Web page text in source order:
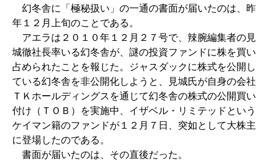
幻冬舎に「極秘扱い」の一通の書面が届いたのは、昨
年１２月上旬のことである。
アエラは２０１０年１２月２７号で、辣腕編集者の見
城徹社長率いる幻冬舎が、謎の投資ファンドに株を買い
占められたことを報じた。ジャスダックに株式を公開し
ている幻冬舎を非公開化しようと、見城氏が自身の会社
ＴＫホールディングスを通じて幻冬舎の株式の公開買い
付け（ＴＯＢ）を実施中、イザベル・リミテッドという
ケイマン籍のファンドが１２月７日、突如として大株主
に登場したのである。
書面が届いたのは、その直後だった。